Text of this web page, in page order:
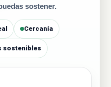
sostener.
Cercanía
sostenibles